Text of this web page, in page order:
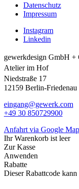
Datenschutz
Impressum
Instagram
Linkedin
gewerkdesign GmbH
Atelier im Hof
Niedstraße 17
12159 Berlin-Friedenau
eingang@gewerk.com
+49 30 850729900
Anfahrt via Google
Ihr Warenkorb ist leer
Zur Kasse
Anwenden
Rabatte
Dieser Rabattcode